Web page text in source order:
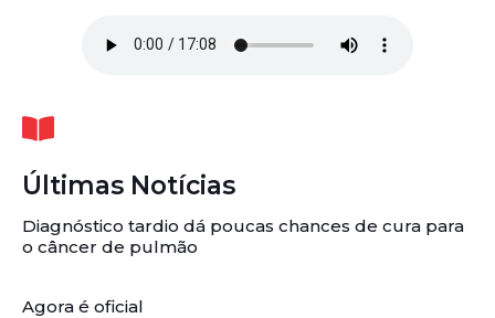
Últimas Notícias
Diagnóstico tardio dá poucas chances de cura para
o câncer de pulmão
Agora é oficial